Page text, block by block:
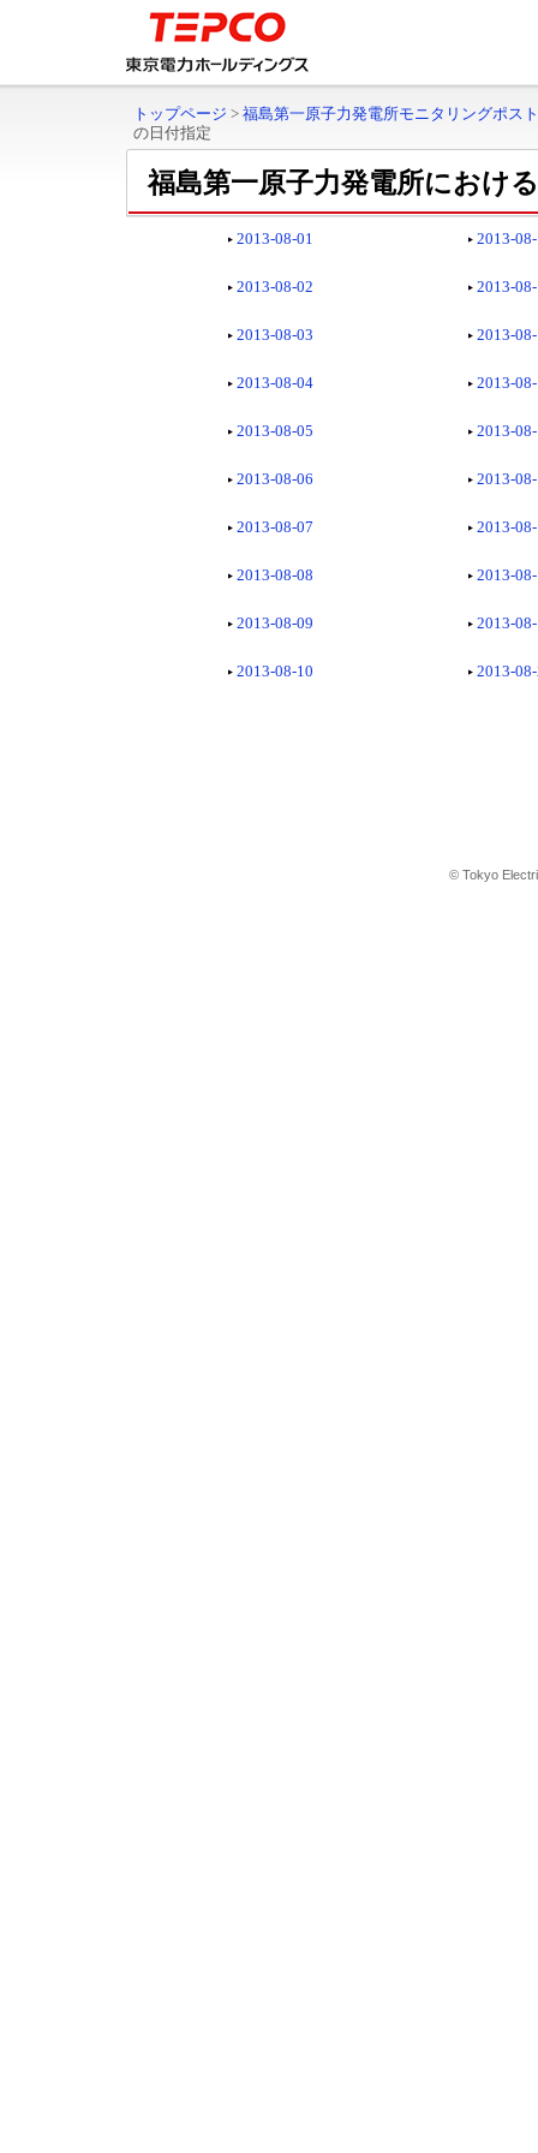
トップページ > 福島第一原子力発電所モニタリングポス
の日付指定
福島第一原子力発電所におけ
2013-08-01 2013-
2013-08-02 2013-
2013-08-03 2013-
2013-08-04 2013-
2013-08-05 2013-
2013-08-06 2013-
2013-08-07 2013-
2013-08-08 2013-
2013-08-09 2013-
2013-08-10 2013-
© Tokyo